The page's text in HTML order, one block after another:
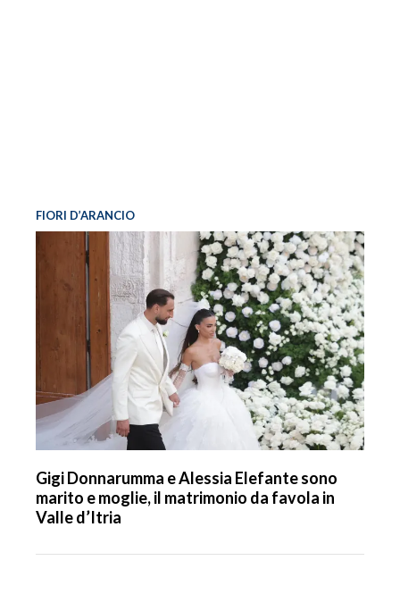
FIORI D’ARANCIO
Gigi Donnarumma e Alessia Elefante sono
marito e moglie, il matrimonio da favola in
Valle d’Itria